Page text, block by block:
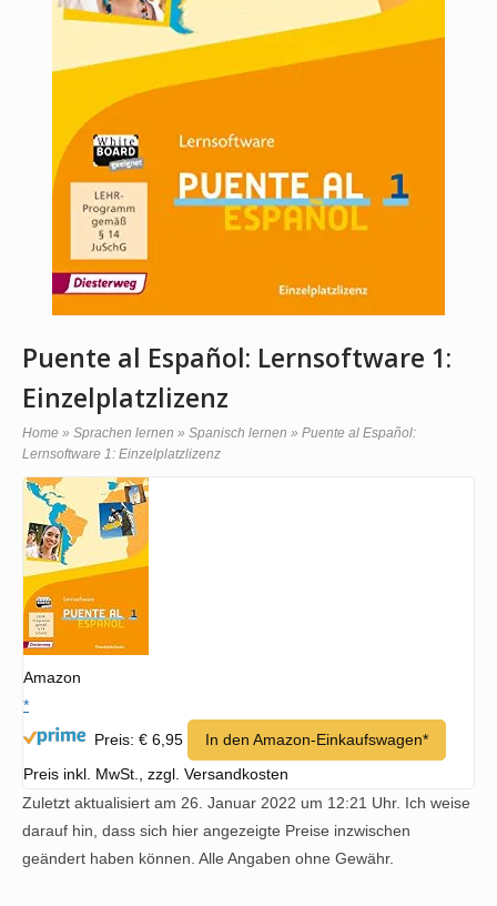
Puente al Español: Lernsoftware 1:
Einzelplatzlizenz
Home » Sprachen lernen » Spanisch lernen » Puente al Español:
Lernsoftware 1: Einzelplatzlizenz
Amazon
*
Preis: € 6,95
In den Amazon-Einkaufswagen*
Preis inkl. MwSt., zzgl. Versandkosten
Zuletzt aktualisiert am 26. Januar 2022 um 12:21 Uhr. Ich weise
darauf hin, dass sich hier angezeigte Preise inzwischen
geändert haben können. Alle Angaben ohne Gewähr.